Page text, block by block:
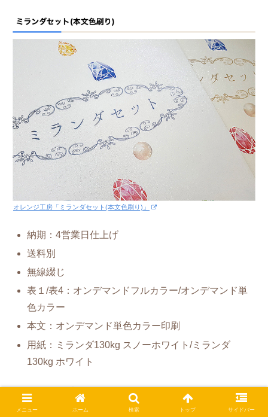
オレンジ工房「ミランダセット(本文色刷り)」
納期：4営業日仕上げ
送料別
無線綴じ
表１/表4：オンデマンドフルカラー/オンデマンド単
色カラー
本文：オンデマンド単色カラー印刷
用紙：ミランダ130kg スノーホワイト/ミランダ
130kg ホワイト
A5サイズ：10部
メニュー ホーム 検索 トップ サイドバー